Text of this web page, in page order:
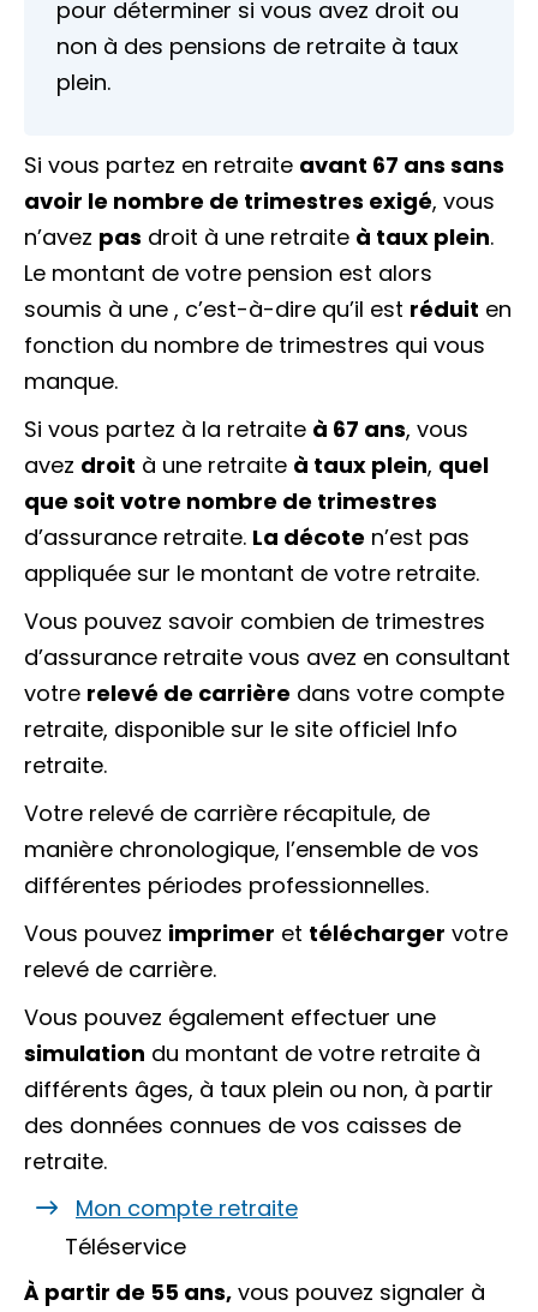
pour déterminer si vous avez droit ou
non à des pensions de retraite à taux
plein.
Si vous partez en retraite avant 67 ans sans
avoir le nombre de trimestres exigé, vous
n’avez pas droit à une retraite à taux plein.
Le montant de votre pension est alors
soumis à une , c’est-à-dire qu’il est réduit en
fonction du nombre de trimestres qui vous
manque.
Si vous partez à la retraite à 67 ans, vous
avez droit à une retraite à taux plein, quel
que soit votre nombre de trimestres
d’assurance retraite. La décote n’est pas
appliquée sur le montant de votre retraite.
Vous pouvez savoir combien de trimestres
d’assurance retraite vous avez en consultant
votre relevé de carrière dans votre compte
retraite, disponible sur le site officiel Info
retraite.
Votre relevé de carrière récapitule, de
manière chronologique, l’ensemble de vos
différentes périodes professionnelles.
Vous pouvez imprimer et télécharger votre
relevé de carrière.
Vous pouvez également effectuer une
simulation du montant de votre retraite à
différents âges, à taux plein ou non, à partir
des données connues de vos caisses de
retraite.
Mon compte retraite
Téléservice
À partir de 55 ans, vous pouvez signaler à